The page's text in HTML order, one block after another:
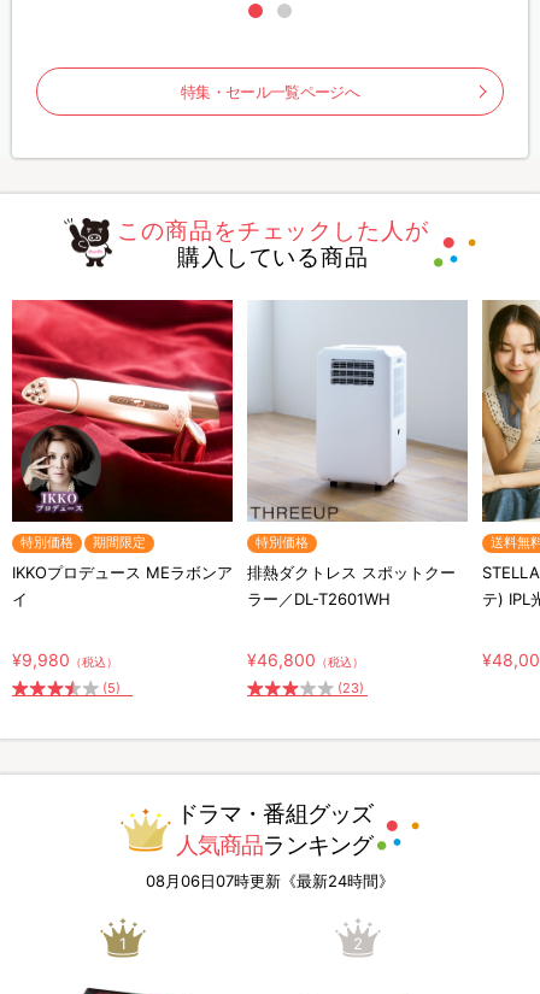
特集・セール一覧ページへ
この商品をチェックした人が
購入している商品
特別価格 期間限定
IKKOプロデュース MEラボンア
イ
¥9,980 （税込）
(5)
特別価格
排熱ダクトレス スポットクー
ラー／DL-T2601WH
¥46,800 （税込）
(23)
送料無
テ) IPL
ドラマ・番組グッズ
人気商品ランキング
08月06日07時更新《最新24時間》
1 2